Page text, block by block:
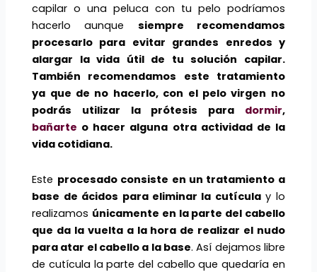
capilar o una peluca con tu pelo podríamos
hacerlo aunque siempre recomendamos
procesarlo para evitar grandes enredos y
alargar la vida útil de tu solución capilar.
También recomendamos este tratamiento
ya que de no hacerlo, con el pelo virgen no
podrás utilizar la prótesis para dormir,
bañarte o hacer alguna otra actividad de la
vida cotidiana.
Este procesado consiste en un tratamiento a
base de ácidos para eliminar la cutículay lo
realizamos únicamente en la parte del cabello
que da la vuelta a la hora de realizar el nudo
para atar el cabello a la base. Así dejamos libre
de cutícula la parte del cabello que quedaría en